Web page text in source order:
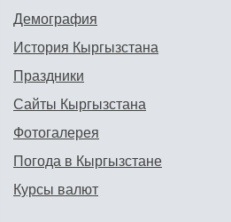
Демография
История Кыргызстана
Праздники
Сайты Кыргызстана
Фотогалерея
Погода в Кыргызстане
Курсы валют